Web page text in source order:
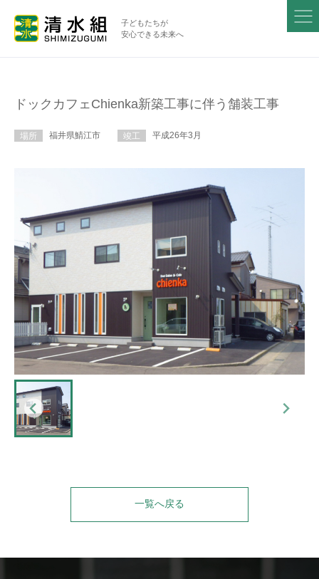
子どもたちが
安心できる未来へ
ドックカフェChienka新築工事に伴う舗装工事
場所 福井県鯖江市 竣工 平成26年3月
一覧へ戻る